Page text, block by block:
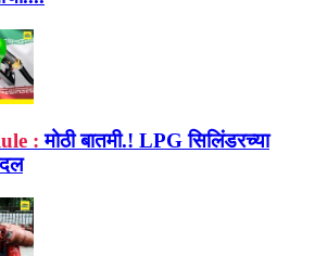
: मोठी बातमी.! LPG सिलिंडरच्या